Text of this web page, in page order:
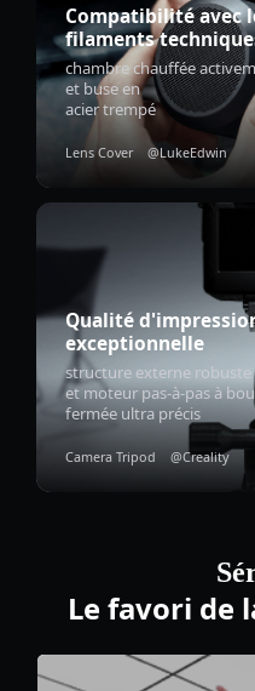
Compatibilité avec
filaments
chambre chauffée
et buse en
acier trempé
Lens Cover @LukeEdwin
Qualité
exceptionnelle
structure externe robuste
et moteur pas-à-pas à
fermée ultra précis
Camera Tripod @Creality
Le favori de